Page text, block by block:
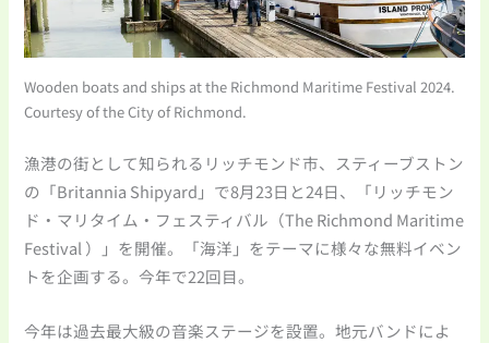
Wooden boats and ships at the Richmond Maritime Festival 2024.
Courtesy of the City of Richmond.
漁港の街として知られるリッチモンド市、スティーブストン
の「Britannia Shipyard」で8月23日と24日、「リッチモン
ド・マリタイム・フェスティバル（The Richmond Maritime
Festival ）」を開催。「海洋」をテーマに様々な無料イベン
トを企画する。今年で22回目。
今年は過去最大級の音楽ステージを設置。地元バンドによ